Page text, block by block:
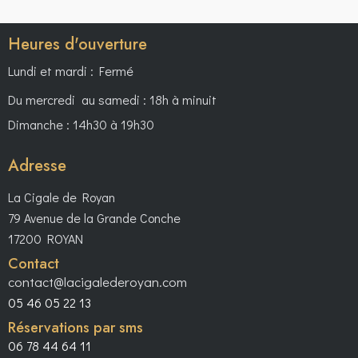
Heures d'ouverture
Lundi et mardi : Fermé
Du mercredi au samedi : 18h à minuit
Dimanche : 14h30 à 19h30
Adresse
La Cigale de Royan
79 Avenue de la Grande Conche
17200 ROYAN
Contact
contact@lacigalederoyan.com
05 46 05 22 13
Réservations par sms
06 78 44 64 11